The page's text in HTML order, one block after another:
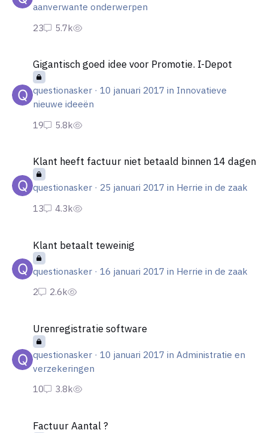
aanverwante onderwerpen
Gigantisch goed idee voor Promotie. I-Depot
questionasker· 10 januari 2017 in Innovatieve
nieuwe ideeën
Klant heeft factuur niet betaald binnen 14 dagen
questionasker· 25 januari 2017 in Herrie in de zaak
Klant betaalt teweinig
questionasker· 16 januari 2017 in Herrie in de zaak
Urenregistratie software
questionasker· 10 januari 2017 in Administratie en
verzekeringen
Factuur Aantal ?